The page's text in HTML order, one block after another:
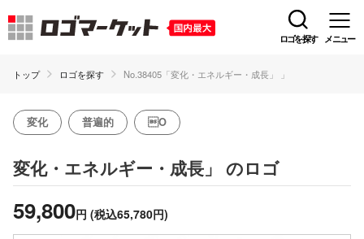
ロゴを探す メニュー
トップ ロゴを探す No.38405「変化・エネルギー・成長」 」
変化 普遍的 O
変化・エネルギー・成長」 のロゴ
59,800円 (税込65,780円)